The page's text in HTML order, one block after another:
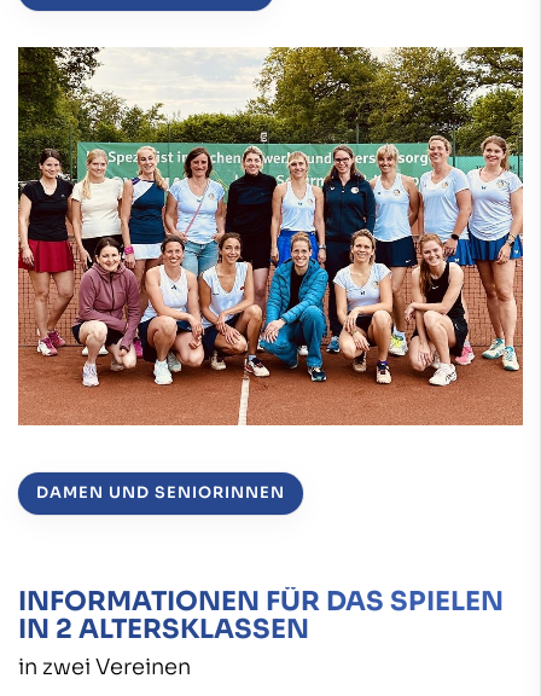
DAMEN UND SENIORINNEN
INFORMATIONEN FÜR DAS SPIELEN
IN 2 ALTERSKLASSEN
in zwei Vereinen